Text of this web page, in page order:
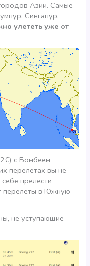
Азии. Самые
Сингапур,
улететь уже от
с Бомбеем
перелетах вы не
прелести
перелеты в Южную
не уступающие